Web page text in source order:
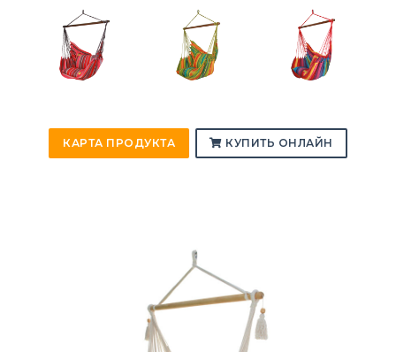
КАРТА ПРОДУКТА КУПИТЬ ОНЛАЙН